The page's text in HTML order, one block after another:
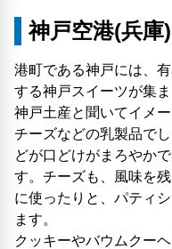
神戸空港(兵庫
港町である神戸には、
する神戸スイーツが集ま
神戸土産と聞いてイメ
チーズなどの乳製品で
どが口どけがまろやか
す。チーズも、風味を
に使ったりと、パティ
ます。
クッキーやバウムクー